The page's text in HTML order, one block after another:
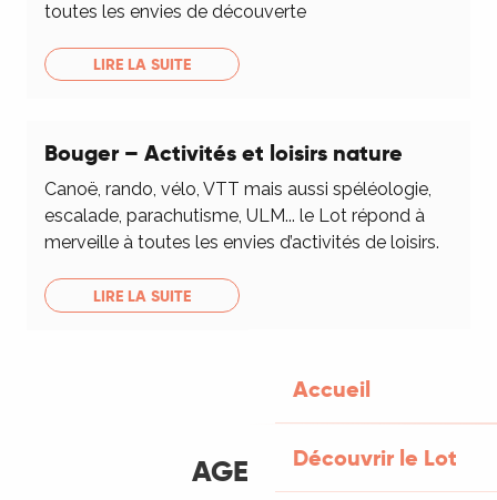
Accueil
Découvrir le Lot
toutes les envies de découverte
LIRE LA SUITE
Bouger – Activités et loisirs nature
Canoë, rando, vélo, VTT mais aussi spéléologie,
escalade, parachutisme, ULM... le Lot répond à
merveille à toutes les envies d’activités de loisirs.
LIRE LA SUITE
AGENDA